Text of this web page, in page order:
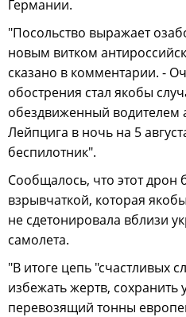
Германии.
"Посольство выражает
новым витком
сказано в комментарии. -
обострения стал якобы
обездвиженный водителем
Лейпцига в ночь на 5
беспилотник".
Сообщалось, что этот дрон
взрывчаткой, которая
не сдетонировала вблизи
самолета.
"В итоге цепь "счастливых
избежать жертв, сохранить
перевозящий тонны